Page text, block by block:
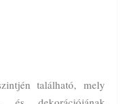
található, mely